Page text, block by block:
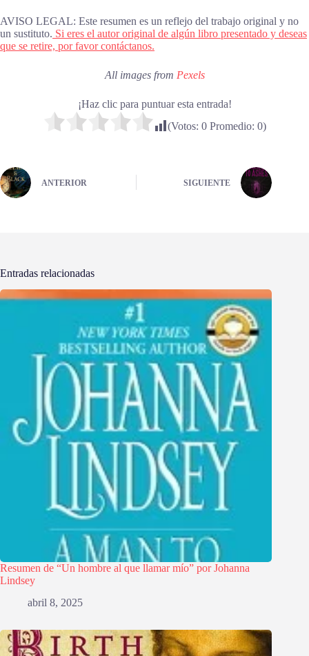
AVISO LEGAL: Este resumen es un reflejo del trabajo original y no
un sustituto. Si eres el autor original de algún libro presentado y deseas
que se retire, por favor contáctanos.
All images from Pexels
¡Haz clic para puntuar esta entrada!
(Votos: 0Promedio: 0)
ANTERIOR SIGUIENTE
Entradas relacionadas
Resumen de “Un hombre al que llamar mío” por Johanna
Lindsey
abril 8, 2025